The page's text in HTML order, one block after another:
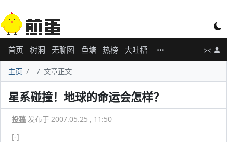
首页 树洞 无聊图 鱼塘 热榜 大吐槽
主页 文章正文
星系碰撞！地球的命运会怎样？
投稿 发布于 2007.05.25 , 11:50
[-]